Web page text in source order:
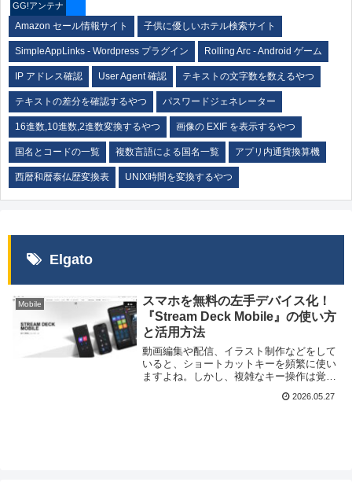
GG!アンテナ
Amazon セール情報サイト 子供に優しいホテル検索サイト
SimpleAppLinks - Wordpress プラグイン Rolling Arc - Android ゲーム
IP アドレス確認 User Agent 確認 テキストの文字数を数えるやつ
テキストの差分を確認するやつ パスワードジェネレーター
16進数,10進数,2進数変換するやつ 画像の EXIF を表示するやつ
国名とコードの一覧 複数言語による国名一覧 アプリ内通貨換算機
西暦和暦泰仏歴変換表 UNIX時間を変換するやつ
Elgato
Mobile
スマホを無料の左手デバイス化！
『Stream Deck Mobile』の使い方
と活用方法
動画編集や配信、イラスト制作などをして
いると、ショートカットキーを頻繁に使い
ますよね。しかし、複雑なキー操作は覚え
ります。そんな時に便利なのが「左手デバ
2026.05.27